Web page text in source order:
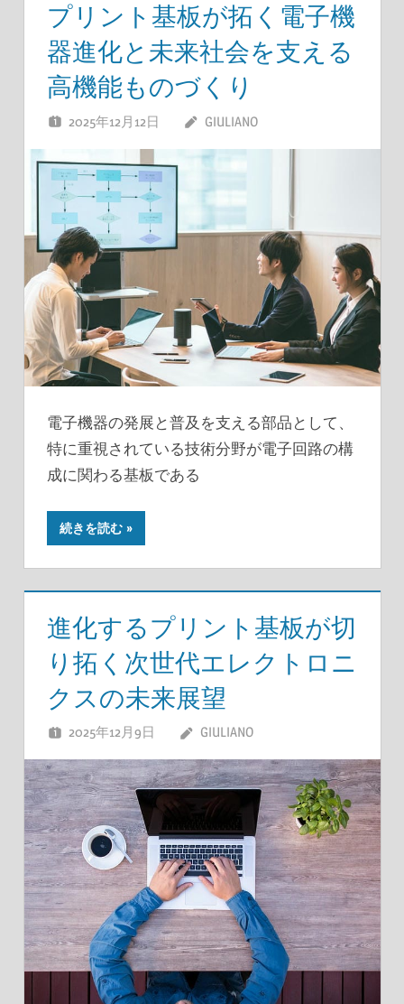
プリント基板が拓く電子機
器進化と未来社会を支える
高機能ものづくり
2025年12月12日 GIULIANO
電子機器の発展と普及を支える部品として、
特に重視されている技術分野が電子回路の構
成に関わる基板である
続きを読む
進化するプリント基板が切
り拓く次世代エレクトロニ
クスの未来展望
2025年12月9日 GIULIANO